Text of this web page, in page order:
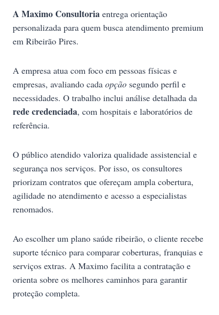
A Maximo Consultoria entrega orientação
personalizada para quem busca atendimento premium
em Ribeirão Pires.
A empresa atua com foco em pessoas físicas e
empresas, avaliando cada opção segundo perfil e
necessidades. O trabalho inclui análise detalhada da
rede credenciada, com hospitais e laboratórios de
referência.
O público atendido valoriza qualidade assistencial e
segurança nos serviços. Por isso, os consultores
priorizam contratos que ofereçam ampla cobertura,
agilidade no atendimento e acesso a especialistas
renomados.
Ao escolher um plano saúde ribeirão, o cliente recebe
suporte técnico para comparar coberturas, franquias e
serviços extras. A Maximo facilita a contratação e
orienta sobre os melhores caminhos para garantir
proteção completa.